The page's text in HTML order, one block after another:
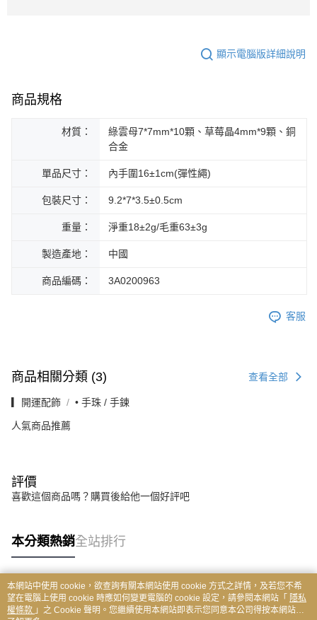
顯示電腦版詳細說明
商品規格
材質：
綠雲母7*7mm*10顆、草莓晶4mm*9顆、銅
合金
單品尺寸： 內手圍16±1cm(彈性繩)
包裝尺寸： 9.2*7*3.5±0.5cm
重量： 淨重18±2g/毛重63±3g
製造產地： 中國
商品編碼： 3A0200963
客服
商品相關分類 (3) 查看全部
▎開運配飾 • 手珠 / 手鍊
人氣商品推薦
評價
喜歡這個商品嗎？購買後給他一個好評吧
本分類熱銷全站排行
熱門標籤
本網站中使用 cookie，欲查詢有關本網站使用 cookie 方式之詳情，及若您不希
望在電腦上使用 cookie 時應如何變更電腦的 cookie 設定，請參閱本網站「 隱私
權條款 」之 Cookie 聲明。您繼續使用本網站即表示您同意本公司得按本網站使